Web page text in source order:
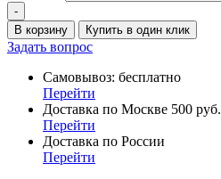
-
В корзину
Купить в один клик
Задать вопрос
Самовывоз: бесплатно
Перейти
Доставка по Москве 500 руб.
Перейти
Доставка по России
Перейти